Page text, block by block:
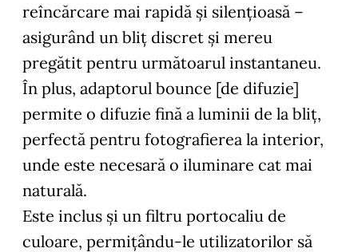
reîncărcare mai rapidă și silențioasă –
asigurând un bliț discret și mereu
pregătit pentru următoarul instantaneu.
În plus, adaptorul bounce [de difuzie]
permite o difuzie fină a luminii de la bliț,
perfectă pentru fotografierea la interior,
unde este necesară o iluminare cat mai
naturală.
Este inclus și un filtru portocaliu de
culoare, permițându-le utilizatorilor să